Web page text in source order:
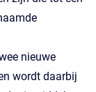
nieuwe
wordt daarbij